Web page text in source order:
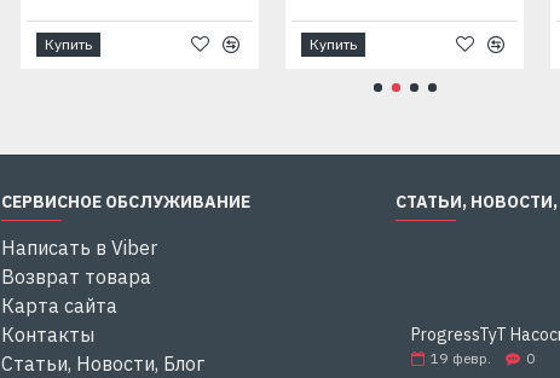
Купить Купить
СЕРВИСНОЕ ОБСЛУЖИВАНИЕ
Написать в Viber
Возврат товара
Карта сайта
Контакты
Статьи, Новости, Блог
СТАТЬИ,
19 февр. 0